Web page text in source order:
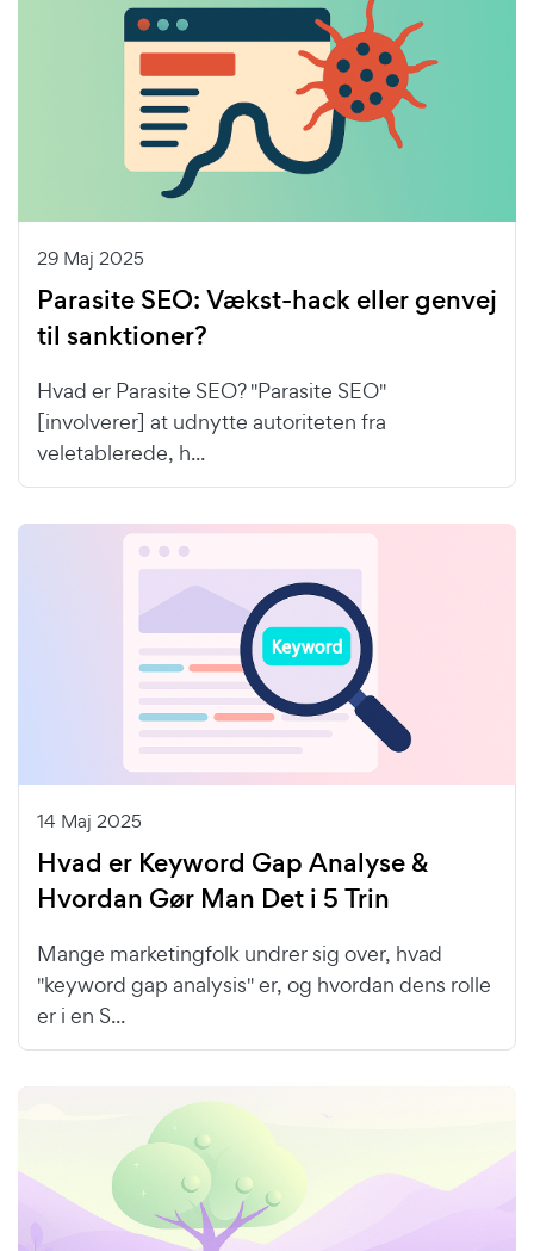
29 Maj 2025
Parasite SEO: Vækst-hack eller genvej
til sanktioner?
Hvad er Parasite SEO? "Parasite SEO"
[involverer] at udnytte autoriteten fra
veletablerede, h...
14 Maj 2025
Hvad er Keyword Gap Analyse &
Hvordan Gør Man Det i 5 Trin
Mange marketingfolk undrer sig over, hvad
"keyword gap analysis" er, og hvordan dens rolle
er i en S...